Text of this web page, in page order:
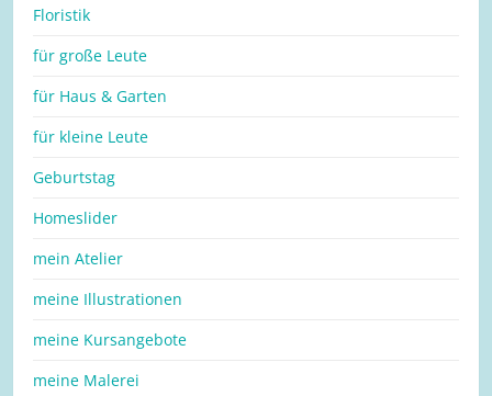
Floristik
für große Leute
für Haus & Garten
für kleine Leute
Geburtstag
Homeslider
mein Atelier
meine Illustrationen
meine Kursangebote
meine Malerei